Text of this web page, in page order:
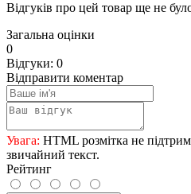
Відгуків про цей товар ще не
Загальна оцінки
0
Відгуки: 0
Відправити коментар
Увага: HTML розмітка не
звичайний текст.
Рейтинг